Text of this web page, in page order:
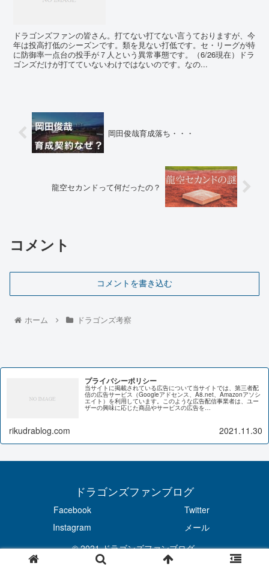
ドラゴンズファンの皆さん。打てない打てない言うておりますが、今
年は投高打低のシーズンです。類を見ない打低です。セ・リーグが特
に防御率一点台の投手が７人という異常事態です。（6/26現在）ドラ
ゴンズだけが打てていないわけではないのです。なの...
岡田俊哉育成落ち・・・
龍空セカンドって何だったの？
コメント
コメントを書き込む
ホーム ドラゴンズ考察
プライバシーポリシー
当サイトに掲載されている広告について当サイトでは、第三者配
信の広告サービス（Googleアドセンス、A8.net、Amazonアソシ
エイト）を利用しています。このような広告配信事業者は、ユー
ザーの興味に応じた商品やサービスの広告を…
rikudrablog.com 2021.11.30
ドラゴンズファンブログ
Facebook
Twitter
Instagram
メール
© 2021 ドラゴンズファンブログ.